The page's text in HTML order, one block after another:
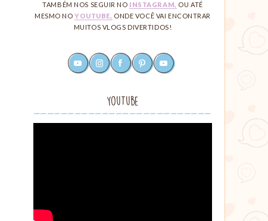
TAMBÉM NOS SEGUIR NO INSTAGRAM, OU ATÉ
MESMO NOYOUTUBE, ONDE VOCÊ VAI ENCONTRAR
MUITOS VLOGS DIVERTIDOS!
Redes
youtubeinstagramfacebookpinterest
YouTube